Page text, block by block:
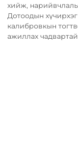
хийж,
Дотоодын
калибровкын
ажиллах